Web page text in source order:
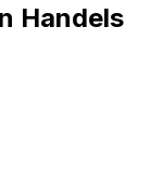
Handels